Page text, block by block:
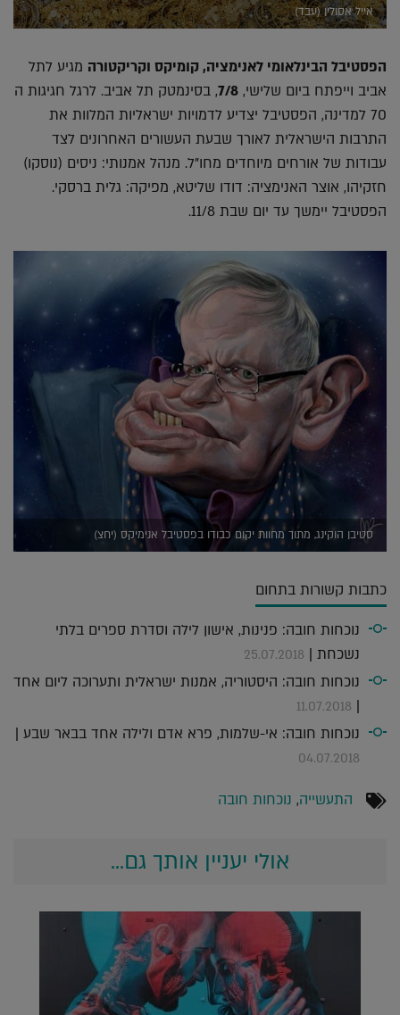
אייל אסולין (עבד)
הפסטיבל הבינלאומי לאנימציה, קומיקס וקריקטורה מגיע לתל
אביב וייפתח ביום שלישי, 7/8, בסינמטק תל אביב. לרגל חגיגות ה
70 למדינה, הפסטיבל יצדיע לדמויות ישראליות המלוות את
התרבות הישראלית לאורך שבעת העשורים האחרונים לצד
עבודות של אורחים מיוחדים מחו"ל. מנהל אמנותי: ניסים (נוסקו)
חזקיהו, אוצר האנימציה: דודו שליטא, מפיקה: גלית ברסקי.
הפסטיבל יימשך עד יום שבת 11/8.
סטיבן הוקינג, מתוך מחוות יקום כבודו בפסטיבל אנימיקס (יחצ)
כתבות קשורות בתחום
נוכחות חובה: פנינות, אישון לילה וסדרת ספרים בלתי
נשכחת | 25.07.2018
נוכחות חובה: היסטוריה, אמנות ישראלית ותערוכה ליום אחד
|
11.07.2018
נוכחות חובה: אי-שלמות, פרא אדם ולילה אחד בבאר שבע |
04.07.2018
התעשייה, נוכחות חובה
אולי יעניין אותך גם...